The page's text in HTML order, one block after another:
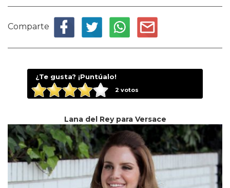
Comparte
¿Te gusta? ¡Puntúalo!
2 votos
Lana del Rey para Versace